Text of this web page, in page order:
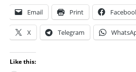
Email Print
X Telegram
Like this: